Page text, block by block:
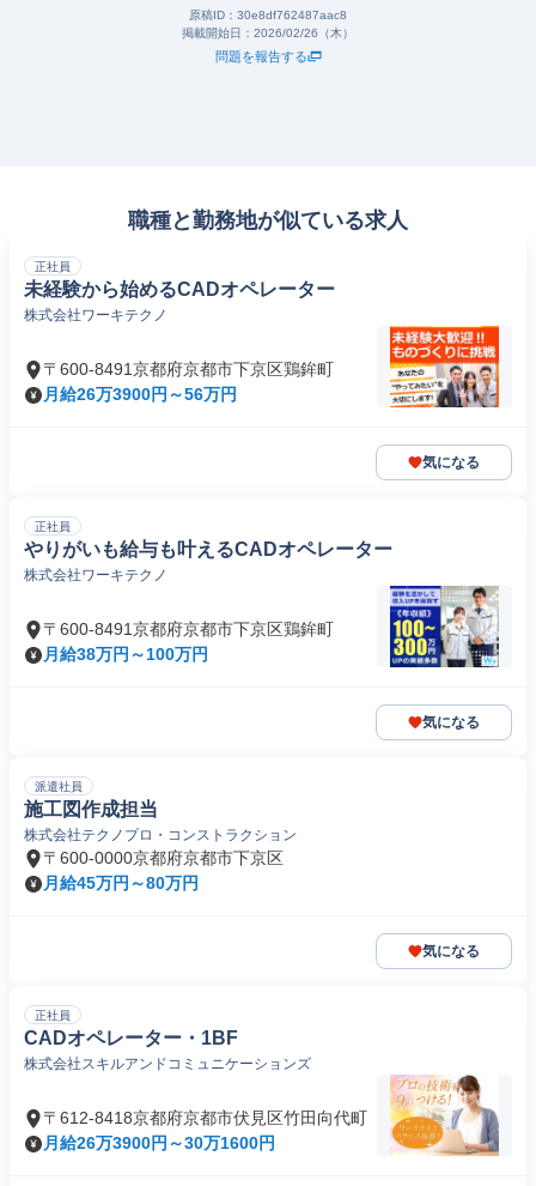
原稿ID： 30e8df762487aac8
掲載開始日： 2026/02/26（木）
問題を報告する
職種と勤務地が似ている求人
正社員
未経験から始めるCADオペレーター
株式会社ワーキテクノ
〒600-8491京都府京都市下京区鶏鉾町
月給26万3900円～56万円
気になる
正社員
やりがいも給与も叶えるCADオペレーター
株式会社ワーキテクノ
〒600-8491京都府京都市下京区鶏鉾町
月給38万円～100万円
気になる
派遣社員
施工図作成担当
株式会社テクノプロ・コンストラクション
〒600-0000京都府京都市下京区
月給45万円～80万円
気になる
正社員
CADオペレーター・1BF
株式会社スキルアンドコミュニケーションズ
〒612-8418京都府京都市伏見区竹田向代町
月給26万3900円～30万1600円